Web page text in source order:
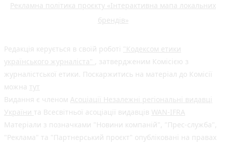
Рекламна політика проєкту «Інтерактивна мапа локальних
брендів»
Редакція керується в своїй роботі "Кодексом етики
українського журналіста" , затвердженим Комісією з
журналістської етики. Поскаржитись на матеріал до Комісії
можна тут
Видання є членом Асоціації Незалежні регіональні видавці
України та Всесвітньої асоціації видавців WAN-IFRA
Матеріали з позначками "Новини компаній", "Прес-служба",
"Реклама" та "Партнерський проєкт" опубліковані на правах